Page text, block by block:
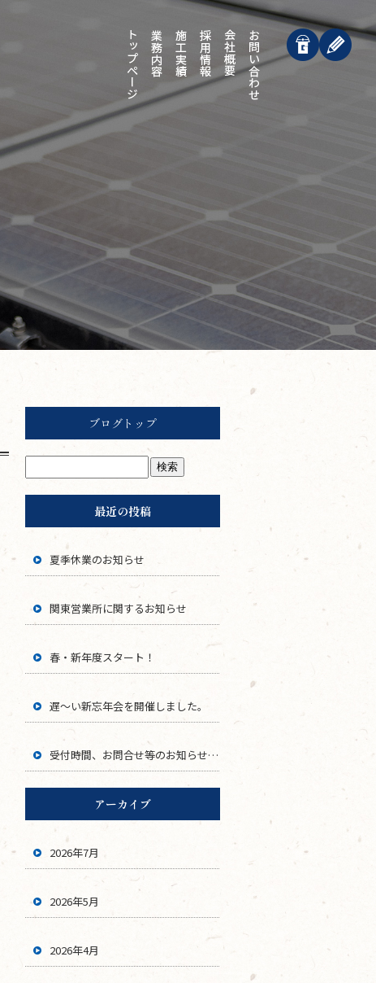
ブログトップ
最近の投稿
夏季休業のお知らせ
関東営業所に関するお知らせ
春・新年度スタート！
遅〜い新忘年会を開催しました。
受付時間、お問合せ等のお知らせです。
アーカイブ
2026年7月
2026年5月
2026年4月